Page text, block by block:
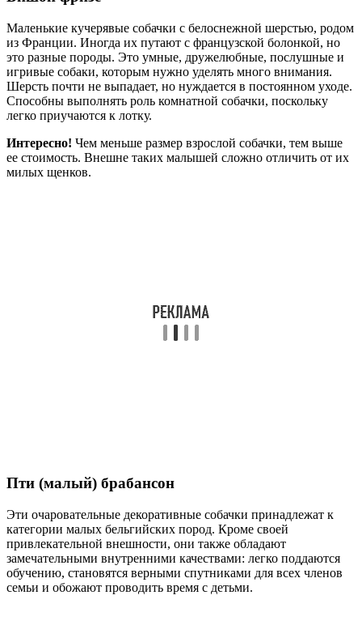
Маленькие кучерявые собачки с белоснежной шерстью, родом
из Франции. Иногда их путают с французской болонкой, но
это разные породы. Это умные, дружелюбные, послушные и
игривые собаки, которым нужно уделять много внимания.
Шерсть почти не выпадает, но нуждается в постоянном уходе.
Способны выполнять роль комнатной собачки, поскольку
легко приучаются к лотку.
Интересно! Чем меньше размер взрослой собачки, тем выше
ее стоимость. Внешне таких малышей сложно отличить от их
милых щенков.
Пти (малый) брабансон
Эти очаровательные декоративные собачки принадлежат к
категории малых бельгийских пород. Кроме своей
привлекательной внешности, они также обладают
замечательными внутренними качествами: легко поддаются
обучению, становятся верными спутниками для всех членов
семьи и обожают проводить время с детьми.